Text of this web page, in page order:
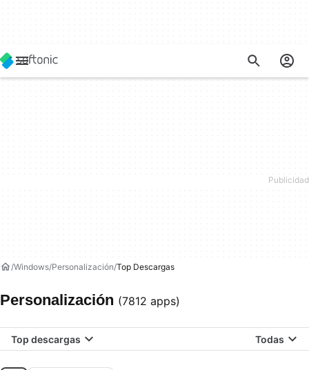
Windows Personalización Top Descargas
Personalización (7812 apps)
Top descargas Todas